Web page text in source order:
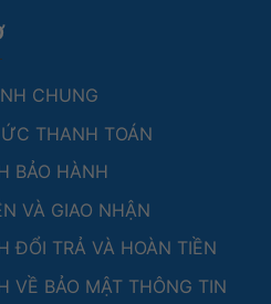
CHUNG
THANH TOÁN
BẢO HÀNH
VÀ GIAO NHẬN
ĐỔI TRẢ VÀ HOÀN TIỀN
VỀ BẢO MẬT THÔNG TIN